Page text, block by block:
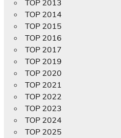
TOP 2013
TOP 2014
TOP 2015
TOP 2016
TOP 2017
TOP 2019
TOP 2020
TOP 2021
TOP 2022
TOP 2023
TOP 2024
TOP 2025